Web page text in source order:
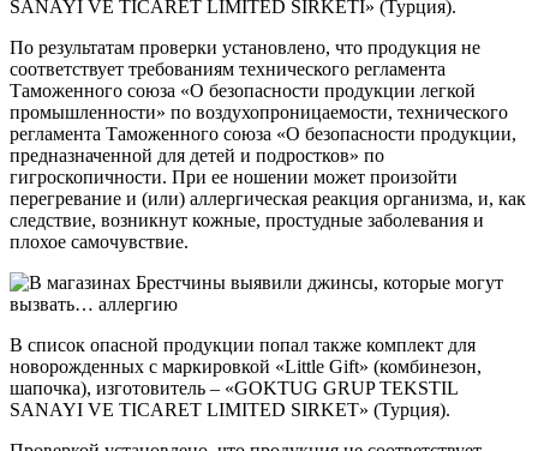
SANAYI VЕ TICARET LIMITED SIRKETI» (Турция).
По результатам проверки установлено, что продукция не
соответствует требованиям технического регламента
Таможенного союза «О безопасности продукции легкой
промышленности» по воздухопроницаемости, технического
регламента Таможенного союза «О безопасности продукции,
предназначенной для детей и подростков» по
гигроскопичности. При ее ношении может произойти
перегревание и (или) аллергическая реакция организма, и, как
следствие, возникнут кожные, простудные заболевания и
плохое самочувствие.
В список опасной продукции попал также комплект для
новорожденных с маркировкой «Little Gift» (комбинезон,
шапочка), изготовитель – «GOKTUG GRUP TEKSTIL
SANAYI VE TICARET LIMITED SIRKET» (Турция).